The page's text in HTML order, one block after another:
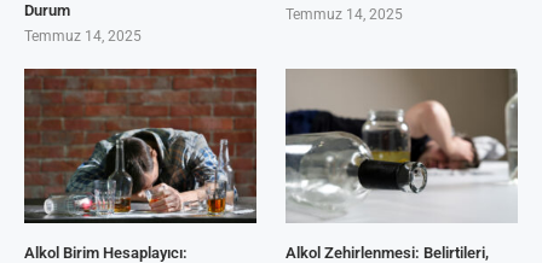
Durum
Temmuz 14, 2025
Temmuz 14, 2025
Alkol Birim Hesaplayıcı:
Alkol Zehirlenmesi: Belirtileri,